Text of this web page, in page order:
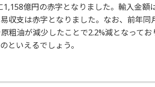
億円の赤字となりました。輸入金額
収支は赤字となりました。なお、前年同
粗油が減少したことで2.2%減となって
といえるでしょう。